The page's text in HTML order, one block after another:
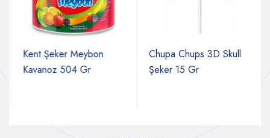
Kent Şeker Meybon
Kavanoz 504 Gr
Chupa Chups 3D Skull
Şeker 15 Gr